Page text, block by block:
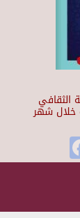
الثقافي
خلال شهر